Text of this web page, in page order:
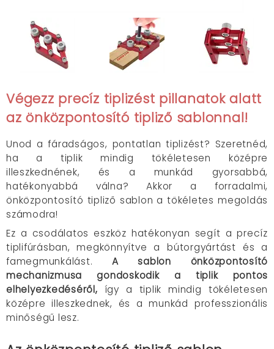
Végezz precíz tiplizést pillanatok alatt
az önközpontosító tipliző sablonnal!
Unod a fáradságos, pontatlan tiplizést? Szeretnéd,
ha a tiplik mindig tökéletesen középre
illeszkednének, és a munkád gyorsabbá,
hatékonyabbá válna? Akkor a forradalmi,
önközpontosító tipliző sablon a tökéletes megoldás
számodra!
Ez a csodálatos eszköz hatékonyan segít a precíz
tiplifúrásban, megkönnyítve a bútorgyártást és a
famegmunkálást. A sablon önközpontosító
mechanizmusa gondoskodik a tiplik pontos
elhelyezkedéséről, így a tiplik mindig tökéletesen
középre illeszkednek, és a munkád professzionális
minőségű lesz.